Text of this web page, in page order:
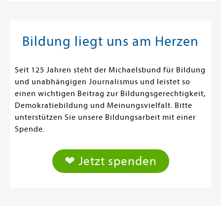
Bildung liegt uns am Herzen
Seit 125 Jahren steht der Michaelsbund für Bildung
und unabhängigen Journalismus und leistet so
einen wichtigen Beitrag zur Bildungsgerechtigkeit,
Demokratiebildung und Meinungsvielfalt. Bitte
unterstützen Sie unsere Bildungsarbeit mit einer
Spende.
❤ Jetzt spenden